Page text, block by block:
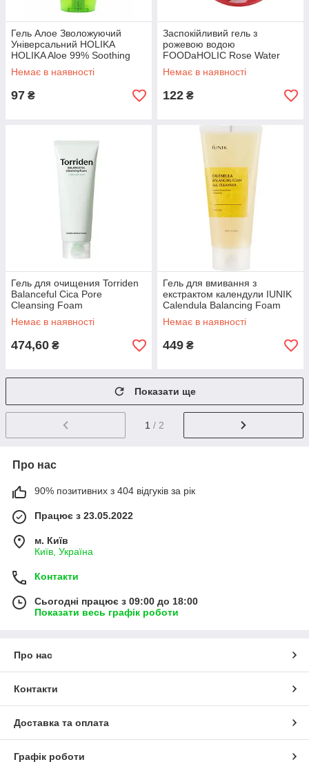
Гель Алое Зволожуючий
Універсальний HOLIKA
HOLIKA Aloe 99% Soothing
Gel 55ml
Немає в наявності
97 ₴
Заспокійливий гель з
рожевою водою
FOODaHOLIC Rose Water
Soothing Gel 300 мл
Немає в наявності
122 ₴
Гель для очищения Torriden
Balanceful Cica Pore
Cleansing Foam
Немає в наявності
474,60 ₴
Гель для вмивання з
екстрактом календули IUNIK
Calendula Balancing Foam
Gel Cleanser 150ml
Немає в наявності
449 ₴
Показати ще
1 / 2
Про нас
90% позитивних з 404 відгуків за рік
Працює з 23.05.2022
м. Київ
Київ, Україна
Контакти
Сьогодні працює з 09:00 до 18:00
Показати весь графік роботи
Про нас
Контакти
Доставка та оплата
Графік роботи